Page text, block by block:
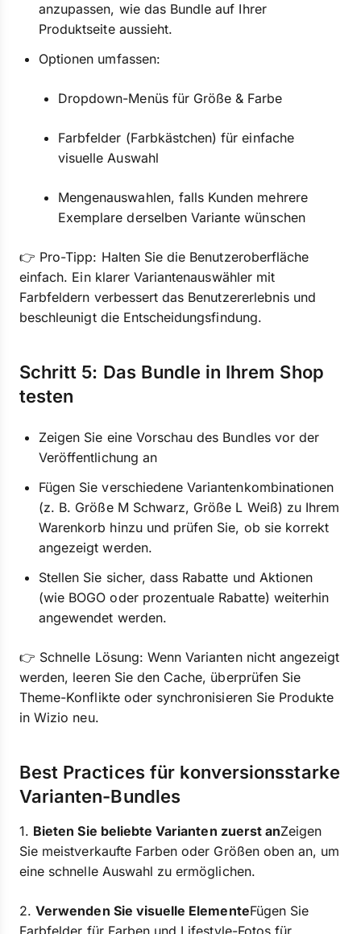
anzupassen, wie das Bundle auf Ihrer
Produktseite aussieht.
Optionen umfassen:
Dropdown-Menüs für Größe & Farbe
Farbfelder (Farbkästchen) für einfache
visuelle Auswahl
Mengenauswahlen, falls Kunden mehrere
Exemplare derselben Variante wünschen
👉 Pro-Tipp: Halten Sie die Benutzeroberfläche
einfach. Ein klarer Variantenauswähler mit
Farbfeldern verbessert das Benutzererlebnis und
beschleunigt die Entscheidungsfindung.
Schritt 5: Das Bundle in Ihrem Shop
testen
Zeigen Sie eine Vorschau des Bundles vor der
Veröffentlichung an
Fügen Sie verschiedene Variantenkombinationen
(z. B. Größe M Schwarz, Größe L Weiß) zu Ihrem
Warenkorb hinzu und prüfen Sie, ob sie korrekt
angezeigt werden.
Stellen Sie sicher, dass Rabatte und Aktionen
(wie BOGO oder prozentuale Rabatte) weiterhin
angewendet werden.
👉 Schnelle Lösung: Wenn Varianten nicht angezeigt
werden, leeren Sie den Cache, überprüfen Sie
Theme-Konflikte oder synchronisieren Sie Produkte
in Wizio neu.
Best Practices für konversionsstarke
Varianten-Bundles
1. Bieten Sie beliebte Varianten zuerst anZeigen
Sie meistverkaufte Farben oder Größen oben an, um
eine schnelle Auswahl zu ermöglichen.
2.Verwenden Sie visuelle ElementeFügen Sie
Farbfelder für Farben und Lifestyle-Fotos für